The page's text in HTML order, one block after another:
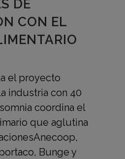
DE
CON EL
el proyecto
industria con 40
coordina el
que aglutina
Bunge y